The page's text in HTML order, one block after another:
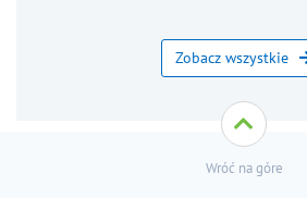
Zobacz wszystkie
Wróć na góre